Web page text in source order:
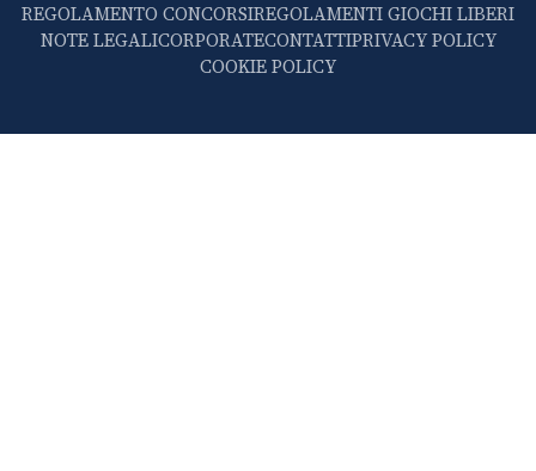
REGOLAMENTO CONCORSIREGOLAMENTI GIOCHI LIBERI
NOTE LEGALICORPORATECONTATTIPRIVACY POLICY
COOKIE POLICY